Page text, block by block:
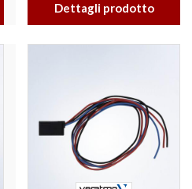
Dettagli prodotto